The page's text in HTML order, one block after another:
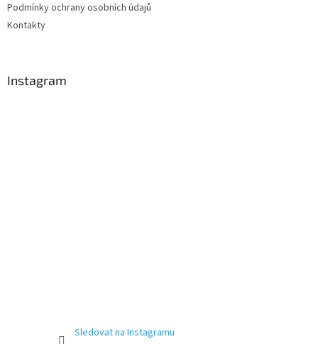
Podmínky ochrany osobních údajů
Kontakty
Instagram
Sledovat na Instagramu